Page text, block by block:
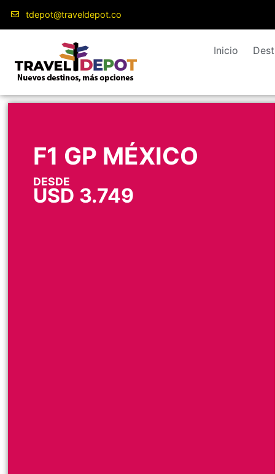
tdepot@traveldepot.co
Inicio
F1 GP MÉXICO
DESDE
USD 3.749